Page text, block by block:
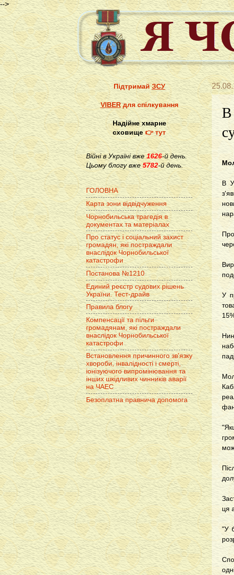
-->
В
В
У
ця
"У
ПідтримайЗСУ
VIBERдля спілкування
Надійне хмарне
сховище👉 тут
Війні в Україні вже1626-й день.
Цьому блогу вже 5782-й день.
ГОЛОВНА
Карта зони відвідчуження
Чорнобильська трагедія в
документах та матеріалах
Про статус і соціальний захист
громадян, які постраждали
внаслідок Чорнобильської
катастрофи
Постанова №1210
Единий реєстр судових рішень
України. Тест-драйв
Правила блогу
Компенсації та пільги
громадянам, які постраждали
внаслідок Чорнобильської
катастрофи
Встановлення причинного зв'язку
хвороби, інвалідності і смерті,
іонізуючого випромінювання та
інших шкідливих чинників аварії
на ЧАЕС
Безоплатна правнича допомога